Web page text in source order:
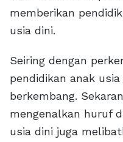
memberikan
usia dini.
Seiring dengan
pendidikan anak
berkembang.
mengenalkan huruf
usia dini juga